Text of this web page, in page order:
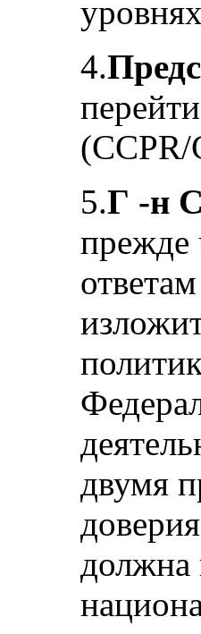
4.
5.Г ‑н
прежде
двумя
должна